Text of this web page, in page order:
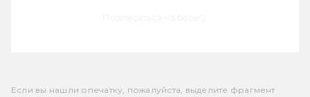
Если вы нашли опечатку, пожалуйста, выделите фрагмент